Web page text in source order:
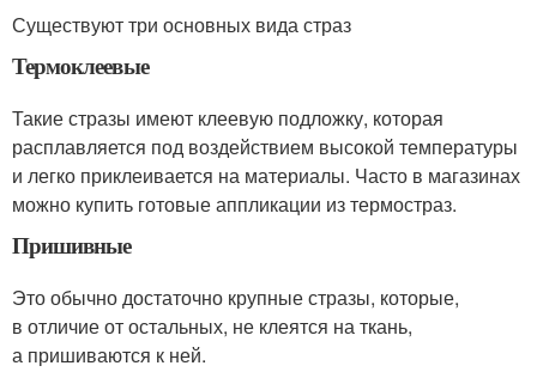
Существуют три основных вида страз
Термоклеевые
Такие стразы имеют клеевую подложку, которая
расплавляется под воздействием высокой температуры
и легко приклеивается на материалы. Часто в магазинах
можно купить готовые аппликации из термостраз.
Пришивные
Это обычно достаточно крупные стразы, которые,
в отличие от остальных, не клеятся на ткань,
а пришиваются к ней.